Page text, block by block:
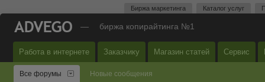
Биржа маркетинга Каталог услуг
— биржа копирайтинга №1
Работа в интернете Заказчику Магазин статей Сервис
Все форумы Новые сообщения